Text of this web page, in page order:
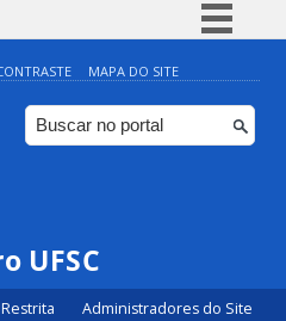
Simplifique!
Comunica BR
Participe
MAPA DO SITE
UFSC
Administradores do Site